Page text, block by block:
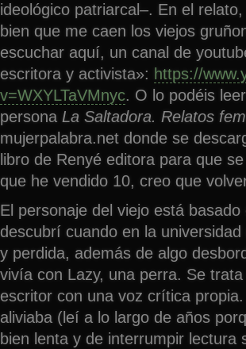
ideológico patriarcal–. En el
bien que me caen los viejos
escuchar aquí, un canal de
escritora y activista»: https://
v=WXYLTaVMnyc. O lo podéis
persona La Saltadora. Relatos
mujerpalabra.net donde se
libro de Renyé editora para que
que he vendido 10, creo que
El personaje del viejo está
descubrí cuando en la
y perdida, además de algo
vivía con Lazy, una perra. Se
escritor con una voz crítica
aliviaba (leí a lo largo de años
bien lenta y de interrumpir lectura